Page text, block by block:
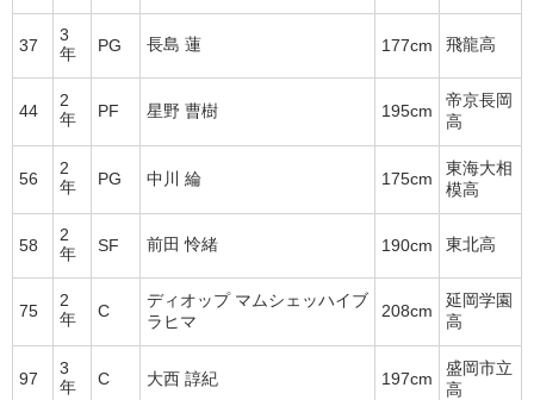
37
3
年
PG 長島 蓮 177cm 飛龍高
44
2
年
PF 星野 曹樹 195cm
帝京長岡
高
56
2
年
PG 中川 綸 175cm
東海大相
模高
58
2
年
SF 前田 怜緒 190cm 東北高
75
2
年
C
ディオップ マムシェッハイブ
ラヒマ
208cm
延岡学園
高
97
3
年
C 大西 諄紀 197cm
盛岡市立
高